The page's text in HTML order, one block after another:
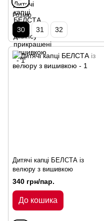
Розмір
30 31 32
Дитячі капці БЕЛСТА із
велюру з вишивкою
340 грн/пар.
До кошика